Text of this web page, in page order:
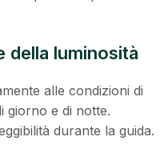
della luminosità
alle condizioni di
giorno e di notte.
durante la guida.